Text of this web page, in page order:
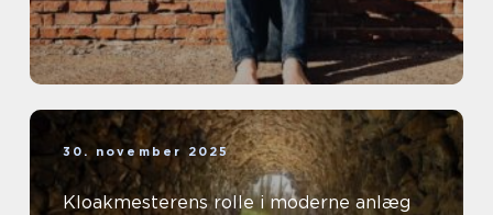
30. november 2025
Kloakmesterens rolle i moderne anlæg